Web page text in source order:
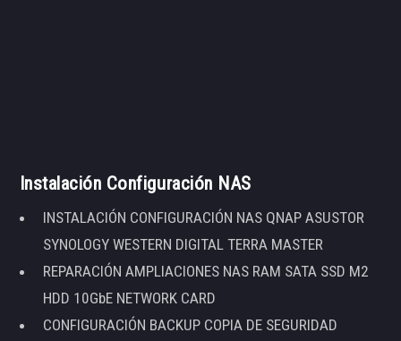
Instalación Configuración NAS
INSTALACIÓN CONFIGURACIÓN NAS QNAP ASUSTOR
SYNOLOGY WESTERN DIGITAL TERRA MASTER
REPARACIÓN AMPLIACIONES NAS RAM SATA SSD M2
HDD 10GbE NETWORK CARD
CONFIGURACIÓN BACKUP COPIA DE SEGURIDAD